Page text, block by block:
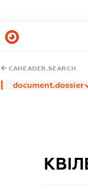
CAHEADER.SEARCH
document.dossier